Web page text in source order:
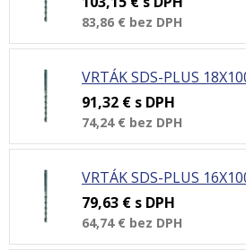
83,86 € bez DPH
VRTÁK SDS-PLUS
91,32 € s DPH
74,24 € bez DPH
VRTÁK SDS-PLUS
79,63 € s DPH
64,74 € bez DPH